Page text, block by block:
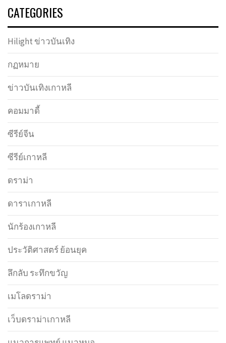
CATEGORIES
Hilight ข่าวบันเทิง
กฏหมาย
ข่าวบันเทิงเกาหลี
คอมมาดี้
ซีรีย์จีน
ซีรีย์เกาหลี
ดราม่า
ดาราเกาหลี
นักร้องเกาหลี
ประวัติศาสตร์ ย้อนยุค
ลึกลับ ระทึกขวัญ
เมโลดราม่า
เว็บดราม่าเกาหลี